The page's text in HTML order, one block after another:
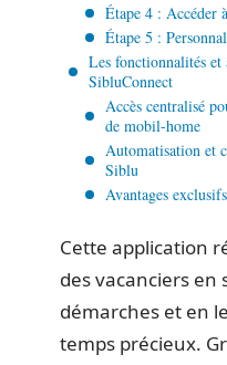
Étape 4 : Accéder
Étape 5 :
Les fonctionnalités et
SibluConnect
Accès centralisé
de mobil-home
Automatisation et
Siblu
Avantages
Cette application
des vacanciers
démarches et en
temps précieux.